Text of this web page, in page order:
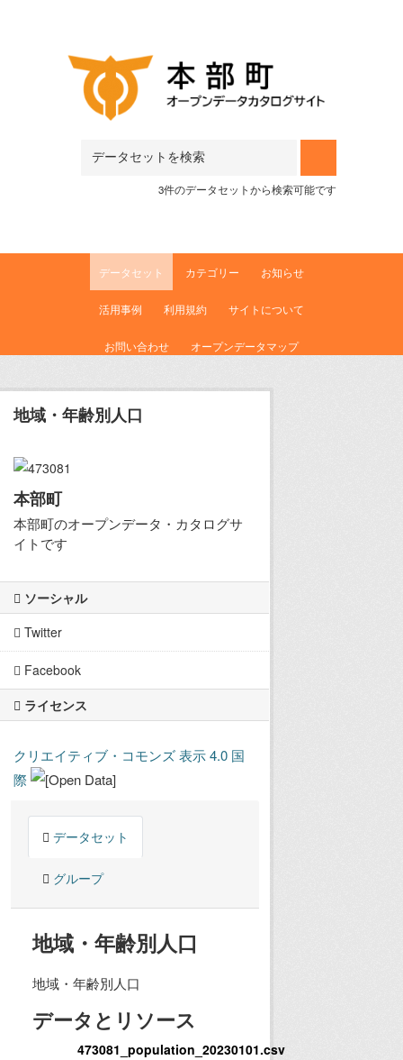
3件のデータセットから検索可能です
データセット カテゴリー お知らせ
活用事例 利用規約 サイトについて
お問い合わせ オープンデータマップ
地域・年齢別人口
本部町
本部町のオープンデータ・カタログサ
イトです
ソーシャル
Twitter
Facebook
ライセンス
クリエイティブ・コモンズ 表示 4.0 国
際
データセット
グループ
地域・年齢別人口
地域・年齢別人口
データとリソース
473081_population_20230101.csv